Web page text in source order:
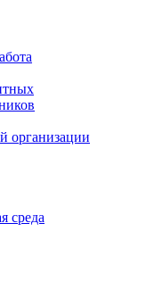
организации
среда